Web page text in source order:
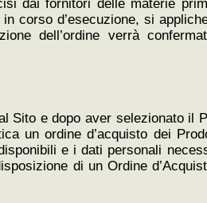
dai fornitori delle materie
corso d’esecuzione, si
dell’ordine verrà
Sito e dopo aver selezionato il
un ordine d’acquisto dei
e i dati personali
di un Ordine